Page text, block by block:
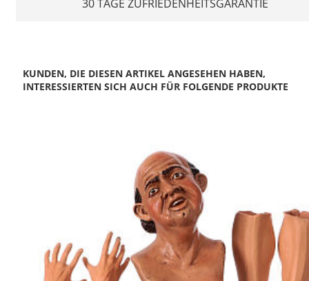
30 TAGE ZUFRIEDENHEITSGARANTIE
KUNDEN, DIE DIESEN ARTIKEL ANGESEHEN HABEN,
INTERESSIERTEN SICH AUCH FÜR FOLGENDE PRODUKTE